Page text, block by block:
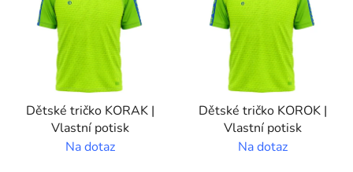
Dětské tričko KORAK |
Vlastní potisk
Na dotaz
Dětské tričko KOROK |
Vlastní potisk
Na dotaz